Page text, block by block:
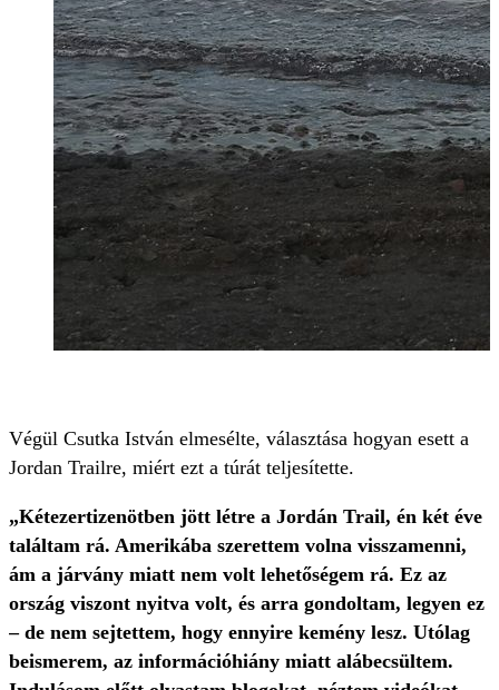
Végül Csutka István elmesélte, választása hogyan esett a
Jordan Trailre, miért ezt a túrát teljesítette.
„Kétezertizenötben jött létre a Jordán Trail, én két éve
találtam rá. Amerikába szerettem volna visszamenni,
ám a járvány miatt nem volt lehetőségem rá. Ez az
ország viszont nyitva volt, és arra gondoltam, legyen ez
– de nem sejtettem, hogy ennyire kemény lesz. Utólag
beismerem, az információhiány miatt alábecsültem.